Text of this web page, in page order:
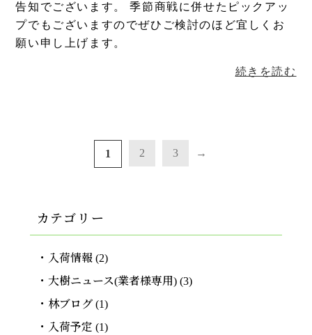
告知でございます。 季節商戦に併せたピックアッ
プでもございますのでぜひご検討のほど宜しくお
願い申し上げます。
続きを読む
1 2 3 →
カテゴリー
入荷情報 (2)
大樹ニュース(業者様専用)(3)
林ブログ(1)
入荷予定 (1)